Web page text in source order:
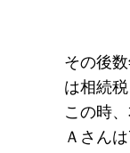
その後
は相続
この時
Ａさん